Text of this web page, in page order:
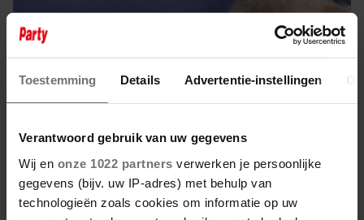
Toestemming Details Advertentie-instellingen
Verantwoord gebruik van uw gegevens
Wij en onze 1022 partners verwerken je persoonlijke
gegevens (bijv. uw IP-adres) met behulp van
technologieën zoals cookies om informatie op uw